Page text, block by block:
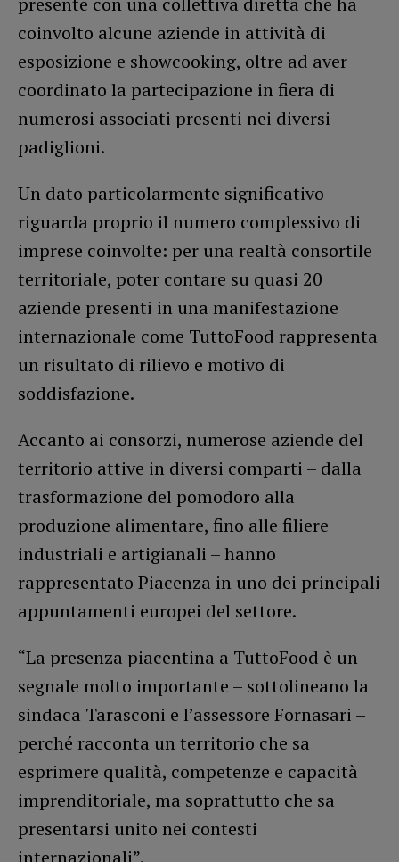
coinvolto alcune aziende in attività di
esposizione e showcooking, oltre ad aver
coordinato la partecipazione in fiera di
numerosi associati presenti nei diversi
padiglioni.
Un dato particolarmente significativo
riguarda proprio il numero complessivo di
imprese coinvolte: per una realtà consortile
territoriale, poter contare su quasi 20
aziende presenti in una manifestazione
internazionale come TuttoFood rappresenta
un risultato di rilievo e motivo di
soddisfazione.
Accanto ai consorzi, numerose aziende del
territorio attive in diversi comparti – dalla
trasformazione del pomodoro alla
produzione alimentare, fino alle filiere
industriali e artigianali – hanno
rappresentato Piacenza in uno dei principali
appuntamenti europei del settore.
“La presenza piacentina a TuttoFood è un
segnale molto importante – sottolineano la
sindaca Tarasconi e l’assessore Fornasari –
perché racconta un territorio che sa
esprimere qualità, competenze e capacità
imprenditoriale, ma soprattutto che sa
presentarsi unito nei contesti
internazionali”.